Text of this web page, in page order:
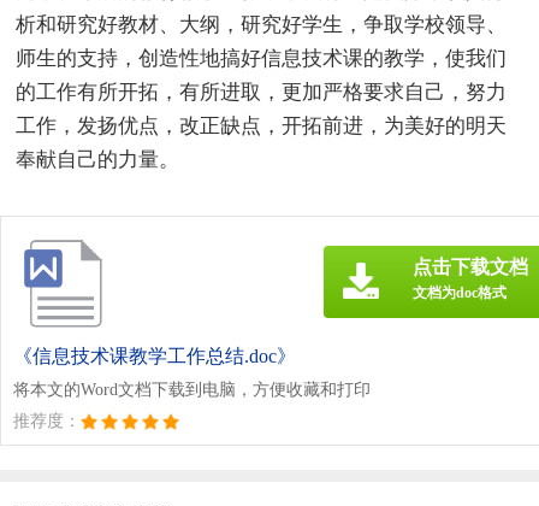
析和研究好教材、大纲，研究好学生，争取学校领导、
师生的支持，创造性地搞好信息技术课的教学，使我们
的工作有所开拓，有所进取，更加严格要求自己，努力
工作，发扬优点，改正缺点，开拓前进，为美好的明天
奉献自己的力量。
《信息技术课教学工作总结.doc》
将本文的Word文档下载到电脑，方便收藏和打印
推荐度：
点击下载文档
文档为doc格式